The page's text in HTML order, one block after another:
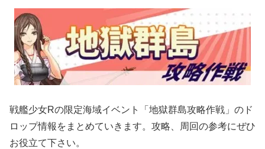
戦艦少女Rの限定海域イベント「地獄群島攻略作戦」のド
ロップ情報をまとめていきます。攻略、周回の参考にぜひ
お役立て下さい。